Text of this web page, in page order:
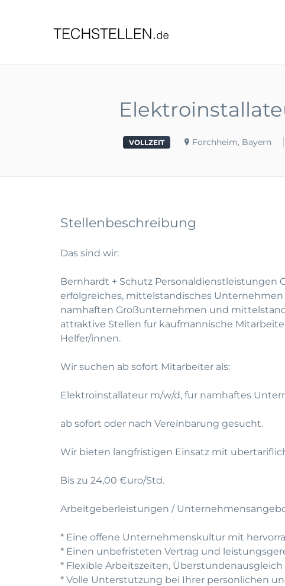
VOLLZEIT Forchheim, Bayern
Stellenbeschreibung
Das sind wir:
Bernhardt + Schutz Personaldienstleistungen
erfolgreiches, mittelstandisches Unternehmen
namhaften Großunternehmen und
attraktive Stellen fur kaufmannische
Helfer/innen.
Wir suchen ab sofort Mitarbeiter als:
Elektroinstallateur m/w/d, fur namhaftes
ab sofort oder nach Vereinbarung gesucht.
Wir bieten langfristigen Einsatz mit
Bis zu 24,00 €uro/Std.
Arbeitgeberleistungen /
* Eine offene Unternehmenskultur mit
* Einen unbefristeten Vertrag und
* Flexible Arbeitszeiten,
* Volle Unterstutzung bei Ihrer personlichen